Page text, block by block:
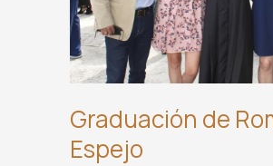
Graduación de
Espejo